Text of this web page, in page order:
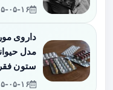
۱۴۰۵-
داروی
مدل
ستون
۱۴۰۵-